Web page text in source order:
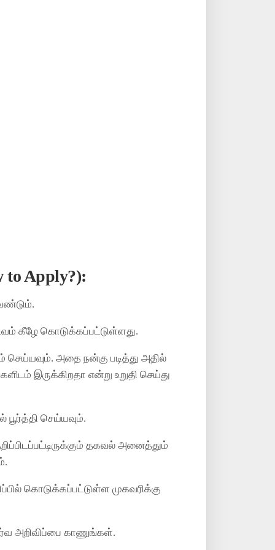
Apply?):
கீழே கொடுக்கப்பட்டுள்ளது.
செய்யவும். அதை நன்கு படித்து அதில்
இருக்கிறதா என்று உறுதி செய்து
செய்யவும்.
தகவல் அனைத்தும்
கொடுக்கப்பட்டுள்ள முகவரிக்கு
அறிவிப்பை காணுங்கள்.